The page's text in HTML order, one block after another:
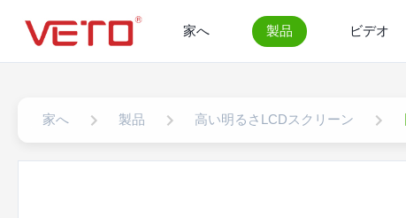
家へ 製品 ビデオ
家へ 製品 高い明るさLCDスクリーン